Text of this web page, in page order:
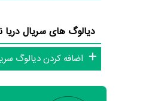
کامل‌تر کنیم.
دیالوگ های سریال دریا
اضافه کردن دیالوگ